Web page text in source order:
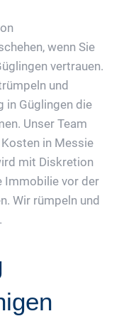
wenn Sie
vertrauen.
und
in Güglingen die
Unser Team
in Messie
mit Diskretion
Immobilie vor der
Wir rümpeln und